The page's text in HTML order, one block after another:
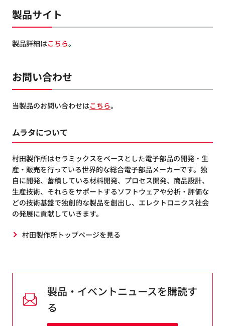
製品サイト
製品詳細はこちら。
お問い合わせ
当製品のお問い合わせはこちら。
ムラタについて
村田製作所はセラミックスをベースとした電子部品の開発・生
産・販売を行っている世界的な総合電子部品メーカーです。独
自に開発、蓄積している材料開発、プロセス開発、商品設計、
生産技術、それらをサポートするソフトウェアや分析・評価な
どの技術基盤で独創的な製品を創出し、エレクトロニクス社会
の発展に貢献していきます。
村田製作所トップページを見る
製品・イベントニュースを購読す
る